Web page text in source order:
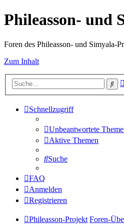
Phileasson- und
Foren des Phileasson- und Simyala-
Zum Inhalt
Schnellzugriff
Unbeantwortete
Aktive Themen
Suche
FAQ
Anmelden
Registrieren
Phileasson-Projekt Foren-